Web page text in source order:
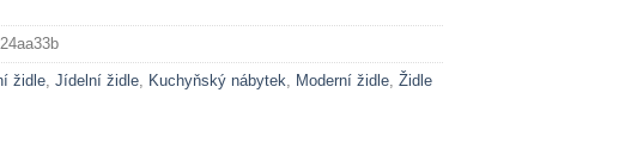
židle, Jídelní židle, Kuchyňský nábytek, Moderní židle, Židle